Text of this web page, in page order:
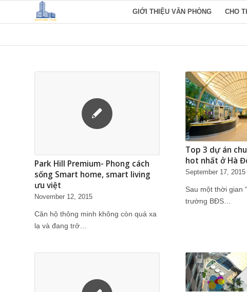
GIỚI THIỆU VĂN PHÒNG CHO
Park Hill Premium- Phong cách
sống Smart home, smart living
ưu việt
November 12, 2015
Căn hộ thông minh không còn quá xa
lạ và đang trở…
Top 3 dự án
hot nhất ở Hà
September 17, 2015
Sau một thời gian
trường BĐS…